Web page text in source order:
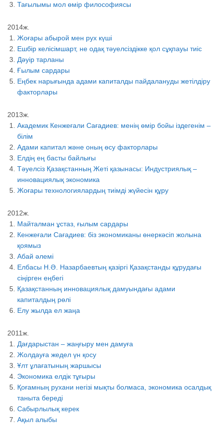
Тағылымы мол өмір философиясы
2014ж.
Жоғары абырой мен рух күші
Ешбір келісімшарт, не одақ тәуелсіздікке қол сұқпауы тиіс
Дәуір тарланы
Ғылым сардары
Еңбек нарығында адами капиталды пайдалануды жетілдіру
факторлары
2013ж.
Академик Кенжеғали Сағадиев: менің өмір бойы іздегенім –
білім
Адами капитал және оның өсу факторлары
Елдің ең басты байлығы
Тәуелсіз Қазақстанның Жеті қазынасы: Индустриялық –
инновациялық экономика
Жоғары технологиялардың тиімді жүйесін құру
2012ж.
Майталман ұстаз, ғылым сардары
Кенжеғали Сағадиев: біз экономиканы өнеркәсіп жолына
қоямыз
Абай әлемі
Елбасы Н.Ә. Назарбаевтың қазіргі Қазақстанды құрудағы
сіңірген еңбегі
Қазақстанның инновациялық дамуындағы адами
капиталдың рөлі
Елу жылда ел жаңа
2011ж.
Дағдарыстан – жаңғыру мен дамуға
Жолдауға жедел үн қосу
Ұлт ұлағатының жаршысы
Экономика елдік тұғыры
Қоғамның рухани негізі мықты болмаса, экономика осалдық
таныта береді
Сабырлылық керек
Ақыл алыбы